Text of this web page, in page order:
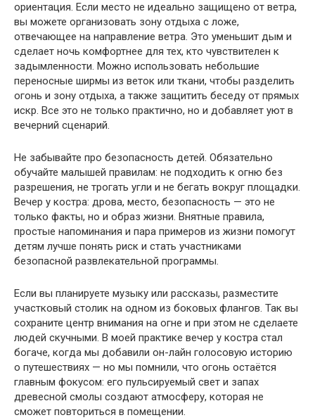
ориентация. Если место не идеально защищено от ветра,
вы можете организовать зону отдыха с ложе,
отвечающее на направление ветра. Это уменьшит дым и
сделает ночь комфортнее для тех, кто чувствителен к
задымленности. Можно использовать небольшие
переносные ширмы из веток или ткани, чтобы разделить
огонь и зону отдыха, а также защитить беседу от прямых
искр. Все это не только практично, но и добавляет уют в
вечерний сценарий.
Не забывайте про безопасность детей. Обязательно
обучайте малышей правилам: не подходить к огню без
разрешения, не трогать угли и не бегать вокруг площадки.
Вечер у костра: дрова, место, безопасность — это не
только факты, но и образ жизни. Внятные правила,
простые напоминания и пара примеров из жизни помогут
детям лучше понять риск и стать участниками
безопасной развлекательной программы.
Если вы планируете музыку или рассказы, разместите
участковый столик на одном из боковых флангов. Так вы
сохраните центр внимания на огне и при этом не сделаете
людей скучными. В моей практике вечер у костра стал
богаче, когда мы добавили он-лайн голосовую историю
о путешествиях — но мы помнили, что огонь остаётся
главным фокусом: его пульсируемый свет и запах
древесной смолы создают атмосферу, которая не
сможет повториться в помещении.